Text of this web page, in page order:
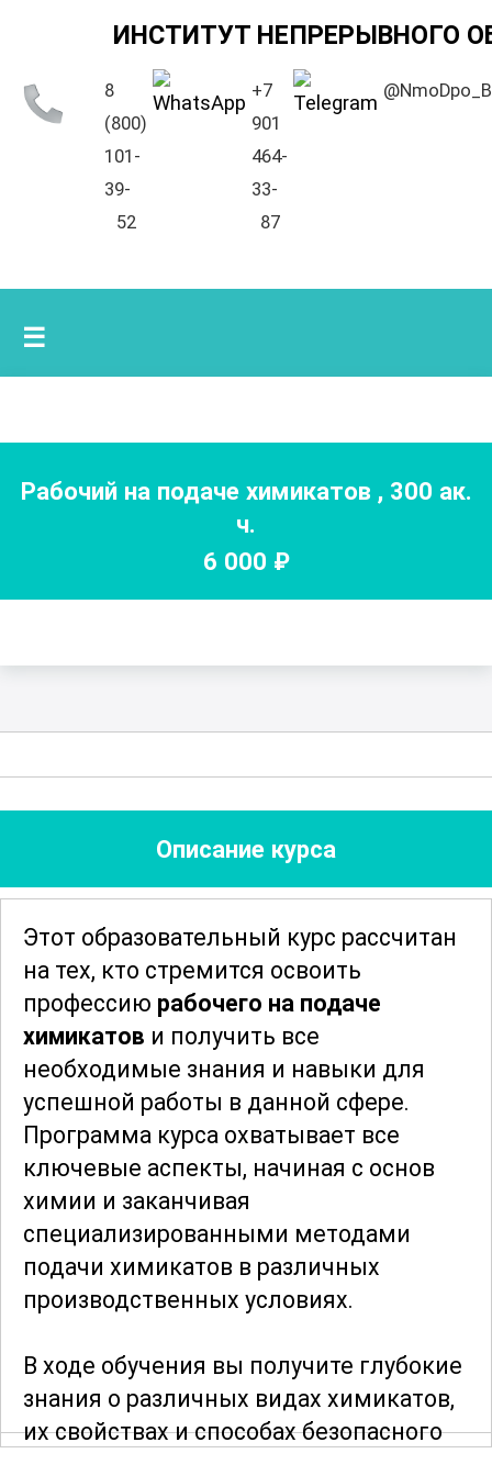
ИНСТИТУТ НЕПРЕРЫВНОГО
8
(800)
101-
39-
52
+7
901
464-
33-
87
☰
Рабочий на подаче химикатов , 300 ак.
ч.
6 000 ₽
Описание курса
Этот образовательный курс рассчитан
на тех, кто стремится освоить
профессию рабочего на подаче
химикатов и получить все
необходимые знания и навыки для
успешной работы в данной сфере.
Программа курса охватывает все
ключевые аспекты, начиная с основ
химии и заканчивая
специализированными методами
подачи химикатов в различных
производственных условиях.
В ходе обучения вы получите глубокие
знания о различных видах химикатов,
их свойствах и способах безопасного